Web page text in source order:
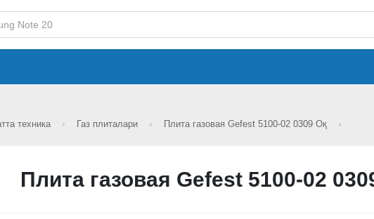
техника Газ плиталари Плита газовая Gefest 5100-02 0309 Оқ
Плита газовая Gefest 5100-02